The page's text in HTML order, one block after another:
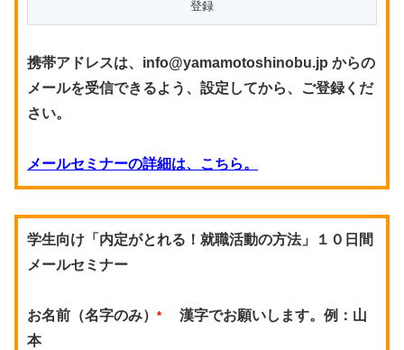
携帯アドレスは、info@yamamotoshinobu.jp からの
メールを受信できるよう、設定してから、ご登録くだ
さい。
メールセミナーの詳細は、こちら。
学生向け「内定がとれる！就職活動の方法」１０日間
メールセミナー
お名前（名字のみ） *
漢字でお願いします。例：山
本